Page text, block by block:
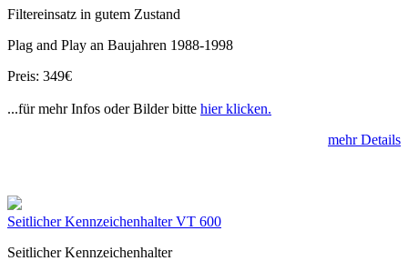
Filtereinsatz in gutem Zustand
Plag and Play an Baujahren 1988-1998
Preis: 349€
...für mehr Infos oder Bilder bitte hier klicken.
mehr Details
Seitlicher Kennzeichenhalter VT 600
Seitlicher Kennzeichenhalter